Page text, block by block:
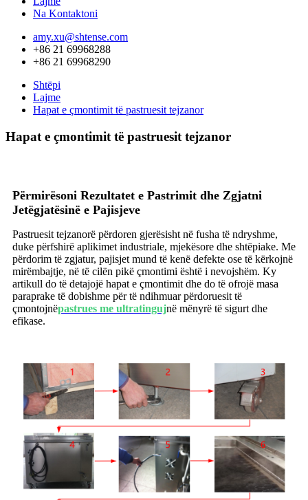
Na Kontaktoni
amy.xu@shtense.com
+86 21 69968288
+86 21 69968290
Shtëpi
Lajme
Hapat e çmontimit të pastruesit tejzanor
Hapat e çmontimit të pastruesit tejzanor
Përmirësoni Rezultatet e Pastrimit dhe Zgjatni
Jetëgjatësinë e Pajisjeve
Pastruesit tejzanorë përdoren gjerësisht në fusha të ndryshme,
duke përfshirë aplikimet industriale, mjekësore dhe shtëpiake. Me
përdorim të zgjatur, pajisjet mund të kenë defekte ose të kërkojnë
mirëmbajtje, në të cilën pikë çmontimi është i nevojshëm. Ky
artikull do të detajojë hapat e çmontimit dhe do të ofrojë masa
paraprake të dobishme për të ndihmuar përdoruesit të
çmontojnëpastrues me ultratingujnë mënyrë të sigurt dhe
efikase.